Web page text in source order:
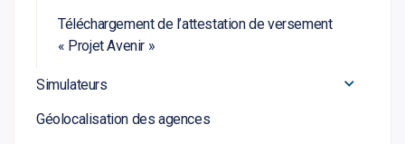
Téléchargement de l’attestation de versement
« Projet Avenir »
Simulateurs
Géolocalisation des agences